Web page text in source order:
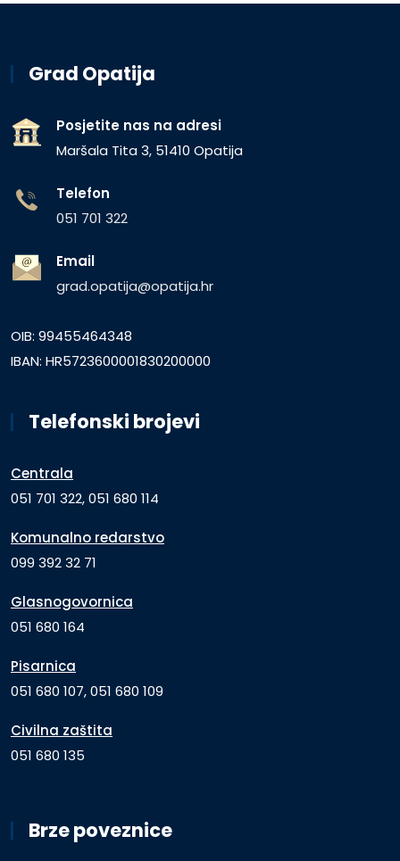
Grad Opatija
Posjetite nas na adresi
Maršala Tita 3, 51410 Opatija
Telefon
051 701 322
Email
grad.opatija@opatija.hr
OIB: 99455464348
IBAN: HR5723600001830200000
Telefonski brojevi
Centrala
051 701 322, 051 680 114
Komunalno redarstvo
099 392 32 71
Glasnogovornica
051 680 164
Pisarnica
051 680 107, 051 680 109
Civilna zaštita
051 680 135
Brze poveznice